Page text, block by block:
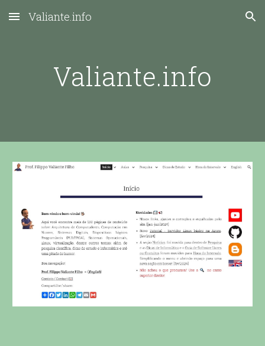
Skip to main content Skip to navigation
Valiante.info
Valiante.info